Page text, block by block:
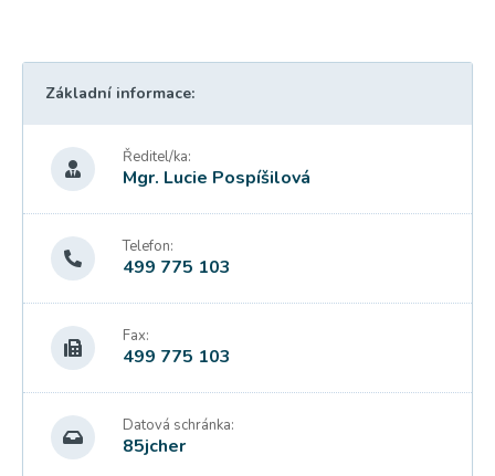
Základní informace:
Ředitel/ka:
Mgr. Lucie Pospíšilová
Telefon:
499 775 103
Fax:
499 775 103
Datová schránka:
85jcher